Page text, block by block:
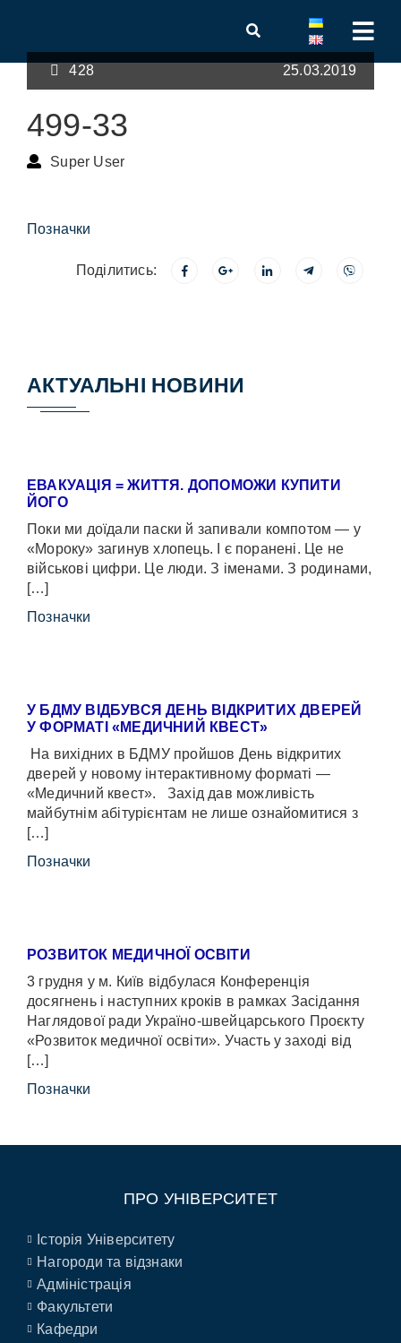
428 25.03.2019
499-33
Super User
Позначки
Поділитись:
АКТУАЛЬНІ НОВИНИ
ЕВАКУАЦІЯ = ЖИТТЯ. ДОПОМОЖИ КУПИТИ
ЙОГО
Поки ми доїдали паски й запивали компотом — у
«Мороку» загинув хлопець. І є поранені. Це не
військові цифри. Це люди. З іменами. З родинами,
[…]
Позначки
У БДМУ ВІДБУВСЯ ДЕНЬ ВІДКРИТИХ ДВЕРЕЙ
У ФОРМАТІ «МЕДИЧНИЙ КВЕСТ»
На вихідних в БДМУ пройшов День відкритих
дверей у новому інтерактивному форматі —
«Медичний квест». Захід дав можливість
майбутнім абітурієнтам не лише ознайомитися з
[…]
Позначки
РОЗВИТОК МЕДИЧНОЇ ОСВІТИ
3 грудня у м. Київ відбулася Конференція
досягнень і наступних кроків в рамках Засідання
Наглядової ради Україно-швейцарського Проєкту
«Розвиток медичної освіти». Участь у заході від
[…]
Позначки
ПРО УНІВЕРСИТЕТ
Історія Університету
Нагороди та відзнаки
Адміністрація
Факультети
Кафедри